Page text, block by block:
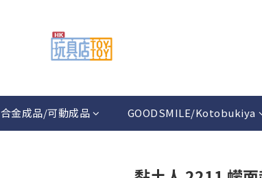
合金成品/可動成品 GOODSMILE/Kotobukiya